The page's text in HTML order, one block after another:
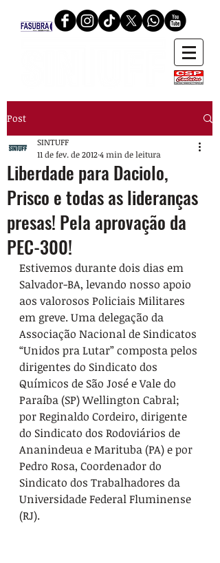
Post
Liberdade para Daciolo,
Prisco e todas as lideranças
presas! Pela aprovação da
PEC-300!
SINTUFF
11 de fev. de 20124 min de leitura
Estivemos durante dois dias em
Salvador-BA, levando nosso apoio
aos valorosos Policiais Militares
em greve. Uma delegação da
Associação Nacional de Sindicatos
“Unidos pra Lutar” composta pelos
dirigentes do Sindicato dos
Químicos de São José e Vale do
Paraíba (SP) Wellington Cabral;
por Reginaldo Cordeiro, dirigente
do Sindicato dos Rodoviários de
Ananindeua e Marituba (PA) e por
Pedro Rosa, Coordenador do
Sindicato dos Trabalhadores da
Universidade Federal Fluminense
(RJ).